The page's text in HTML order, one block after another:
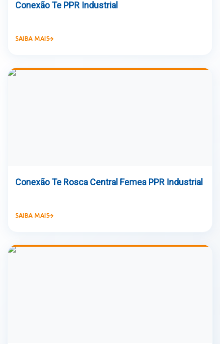
Conexão Te PPR Industrial
SAIBA MAIS
Conexão Te Rosca Central Femea PPR Industrial
SAIBA MAIS